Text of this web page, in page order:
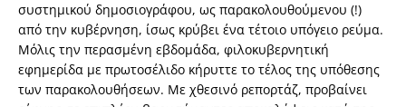
συστημικού δημοσιογράφου, ως παρακολουθούμενου (!)
από την κυβέρνηση, ίσως κρύβει ένα τέτοιο υπόγειο ρεύμα.
Μόλις την περασμένη εβδομάδα, φιλοκυβερνητική
εφημερίδα με πρωτοσέλιδο κήρυττε το τέλος της υπόθεσης
των παρακολουθήσεων. Με χθεσινό ρεπορτάζ, προβαίνει